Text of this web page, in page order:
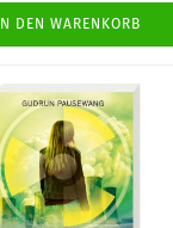
IN DEN WARENKORB